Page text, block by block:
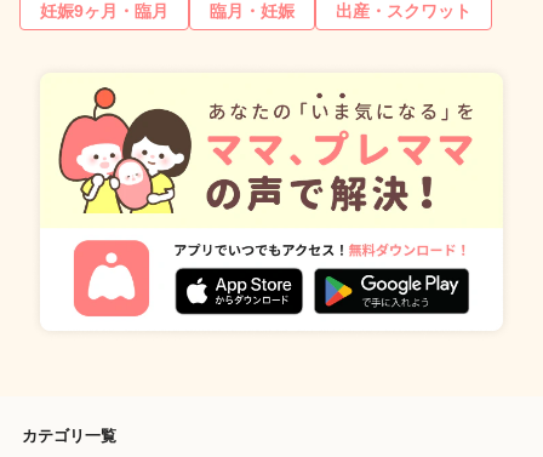
妊娠9ヶ月・臨月
臨月・妊娠 出産・スクワット
カテゴリ一覧